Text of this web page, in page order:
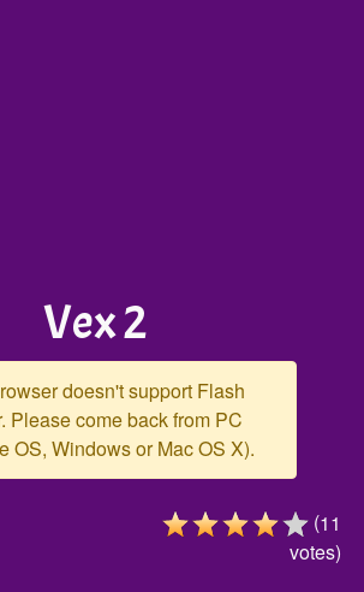
Vex 2
doesn't support Flash
Please come back from PC
OS, Windows or Mac OS X).
(11
votes)